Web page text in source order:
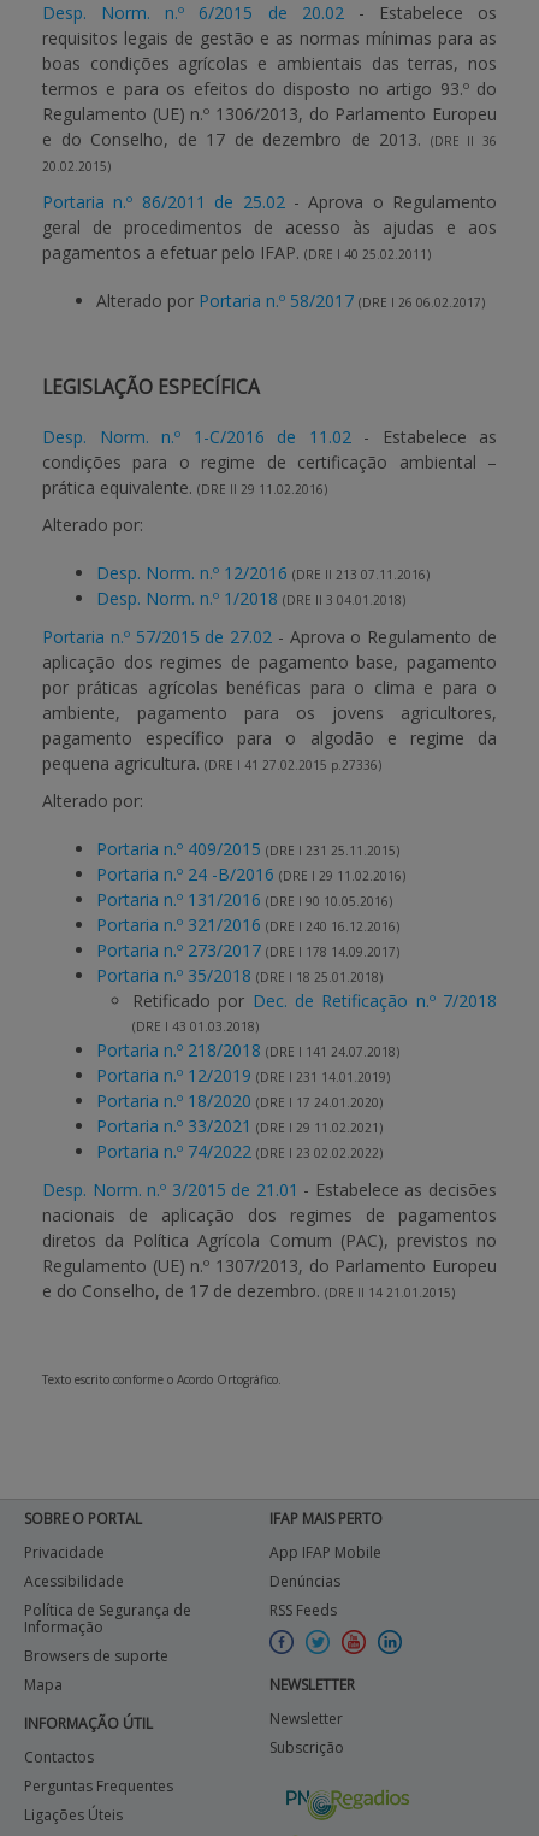
Desp. Norm. n.º 6/2015 de 20.02- Estabelece os
requisitos legais de gestão e as normas mínimas para as
boas condições agrícolas e ambientais das terras, nos
termos e para os efeitos do disposto no artigo 93.º do
Regulamento (UE) n.º 1306/2013, do Parlamento Europeu
e do Conselho, de 17 de dezembro de 2013.
(DRE II 36
20.02.2015)
Portaria n.º 86/2011 de 25.02- Aprova o Regulamento
geral de procedimentos de acesso às ajudas e aos
pagamentos a efetuar pelo IFAP. (DRE I 40 25.02.2011)
Alterado por Portaria n.º 58/2017 (DRE I 26 06.02.2017)
LEGISLAÇÃO ESPECÍFICA
Desp. Norm. n.º 1-C/2016 de 11.02- Estabelece as
condições para o regime de certificação ambiental –
prática equivalente. (DRE II 29 11.02.2016)
Alterado por:
Desp. Norm. n.º 12/2016 (DRE II 213 07.11.2016)
Desp. Norm. n.º 1/2018 (DRE II 3 04.01.2018)
Portaria n.º 57/2015 de 27.02 - Aprova o Regulamento de
aplicação dos regimes de pagamento base, pagamento
por práticas agrícolas benéficas para o clima e para o
ambiente, pagamento para os jovens agricultores,
pagamento específico para o algodão e regime da
pequena agricultura. (DRE I 41 27.02.2015 p.27336)
Alterado por:
Portaria n.º 409/2015 (DRE I 231 25.11.2015)
Portaria n.º 24 -B/2016 (DRE I 29 11.02.2016)
Portaria n.º 131/2016 (DRE I 90 10.05.2016)
Portaria n.º 321/2016 (DRE I 240 16.12.2016)
Portaria n.º 273/2017 (DRE I 178 14.09.2017)
Portaria n.º 35/2018 (DRE I 18 25.01.2018)
Retificado por Dec. de Retificação n.º 7/2018
(DRE I 43 01.03.2018)
Portaria n.º 218/2018 (DRE I 141 24.07.2018)
Portaria n.º 12/2019 (DRE I 231 14.01.2019)
Portaria n.º 18/2020 (DRE I 17 24.01.2020)
Portaria n.º 33/2021 (DRE I 29 11.02.2021)
Portaria n.º 74/2022 (DRE I 23 02.02.2022)
Desp. Norm. n.º 3/2015 de 21.01 - Estabelece as decisões
nacionais de aplicação dos regimes de pagamentos
diretos da Política Agrícola Comum (PAC), previstos no
Regulamento (UE) n.º 1307/2013, do Parlamento Europeu
e do Conselho, de 17 de dezembro. (DRE II 14 21.01.2015)
Texto escrito conforme o Acordo Ortográfico.
SOBRE O PORTAL
Privacidade
Acessibilidade
Política de Segurança de
Informação
Browsers de suporte
Mapa
INFORMAÇÃO ÚTIL
Contactos
Perguntas Frequentes
Ligações Úteis
IFAP MAIS PERTO
App IFAP Mobile
Denúncias
RSS Feeds
NEWSLETTER
Newsletter
Subscrição